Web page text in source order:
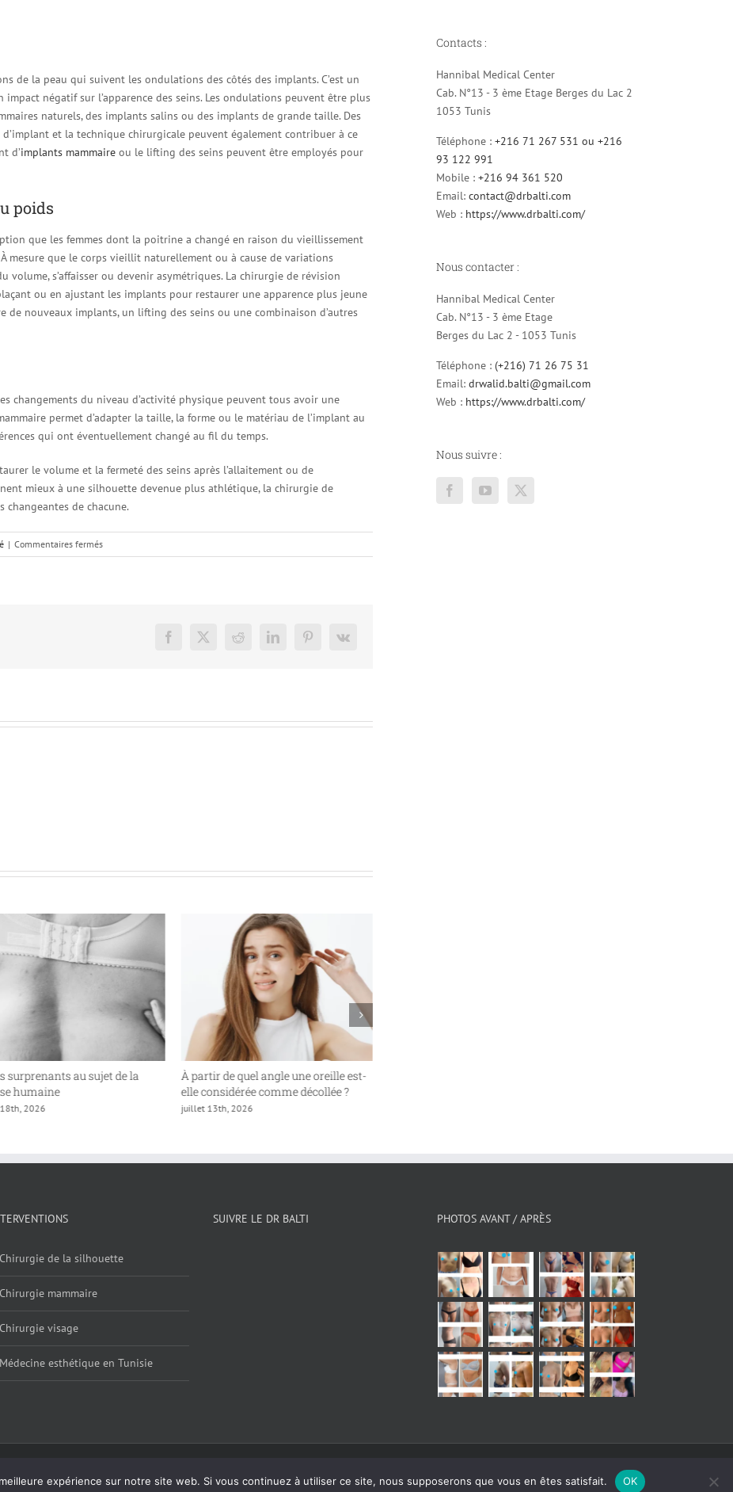
de la peau qui suivent les ondulations des côtés des implants. C’est un
négatif sur l’apparence des seins. Les ondulations peuvent être plus
naturels, des implants salins ou des implants de grande taille. Des
et la technique chirurgicale peuvent également contribuer à ce
d’implants mammaire ou le lifting des seins peuvent être employés pour
poids
que les femmes dont la poitrine a changé en raison du vieillissement
mesure que le corps vieillit naturellement ou à cause de variations
volume, s’affaisser ou devenir asymétriques. La chirurgie de révision
ou en ajustant les implants pour restaurer une apparence plus jeune
nouveaux implants, un lifting des seins ou une combinaison d’autres
changements du niveau d’activité physique peuvent tous avoir une
permet d’adapter la taille, la forme ou le matériau de l’implant au
qui ont éventuellement changé au fil du temps.
le volume et la fermeté des seins après l’allaitement ou de
mieux à une silhouette devenue plus athlétique, la chirurgie de
changeantes de chacune.
| Commentaires ferméssur
Révision
Facebook
X Reddit LinkedInPinterest
Vk
surprenants au sujet de la
humaine
2026
À partir de quel angle une oreille est-
elle considérée comme décollée ?
juillet 13th, 2026
Contacts :
Hannibal Medical Center
Cab. N°13 - 3 ème Etage Berges du Lac 2
1053 Tunis
Téléphone : +216 71 267 531 ou +216
93 122 991
Mobile : +216 94 361 520
Email: contact@drbalti.com
Web : https://www.drbalti.com/
Nous contacter :
Hannibal Medical Center
Cab. N°13 - 3 ème Etage
Berges du Lac 2 - 1053 Tunis
Téléphone : (+216) 71 26 75 31
Email: drwalid.balti@gmail.com
Web : https://www.drbalti.com/
Nous suivre :
Chirurgie de la silhouette
Chirurgie mammaire
Chirurgie visage
Médecine esthétique en Tunisie
SUIVRE LE DR BALTI PHOTOS AVANT / APRÈS
Mentions légales Digital Bath Agence webmarketing InstagramFacebookYouTube
X
expérience sur notre site web. Si vous continuez à utiliser ce site, nous supposerons que vous en êtes satisfait. OK